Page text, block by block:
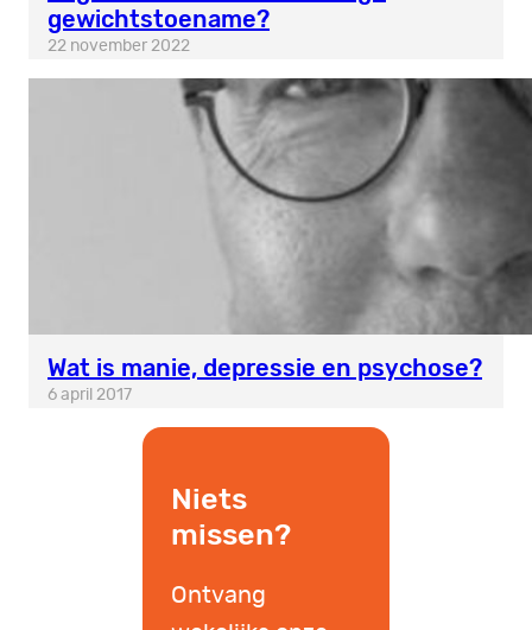
gewichtstoename?
22 november 2022
Wat is manie, depressie en psychose?
6 april 2017
Niets
missen?
Ontvang